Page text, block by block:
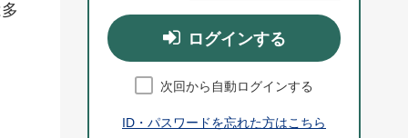
ログインする
次回から自動ログインする
ID・パスワードを忘れた方はこちら